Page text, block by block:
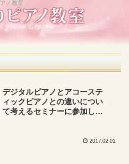
ノ教室
デジタルピアノとアコーステ
ィックピアノとの違いについ
て考えるセミナーに参加して
2017.02.01